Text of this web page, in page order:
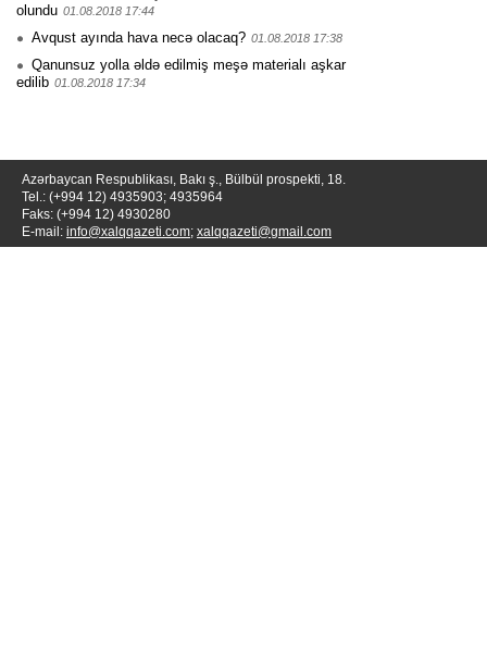
olundu 01.08.2018 17:44
Avqust ayında hava necə olacaq? 01.08.2018 17:38
Qanunsuz yolla əldə edilmiş meşə materialı aşkar
edilib 01.08.2018 17:34
Azərbaycan Respublikası, Bakı ş., Bülbül prospekti, 18.
Tel.: (+994 12) 4935903; 4935964
Faks: (+994 12) 4930280
E-mail: info@xalqqazeti.com; xalqqazeti@gmail.com